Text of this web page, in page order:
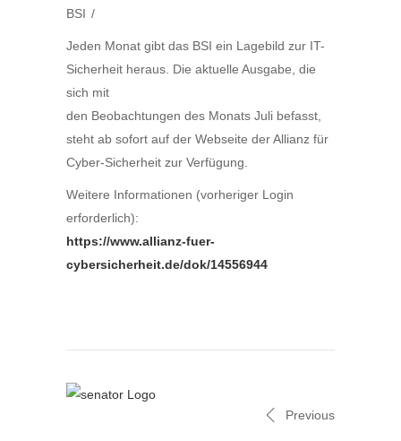
BSI
Jeden Monat gibt das BSI ein Lagebild zur IT-
Sicherheit heraus. Die aktuelle Ausgabe, die
sich mit
den Beobachtungen des Monats Juli befasst,
steht ab sofort auf der Webseite der Allianz für
Cyber-Sicherheit zur Verfügung.
Weitere Informationen (vorheriger Login
erforderlich):
https://www.allianz-fuer-
cybersicherheit.de/dok/14556944
Previous